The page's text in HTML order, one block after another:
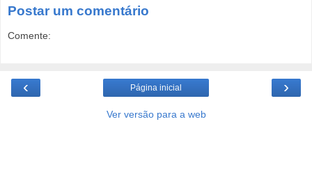
Postar um comentário
Comente:
‹ ›
Página inicial
Ver versão para a web